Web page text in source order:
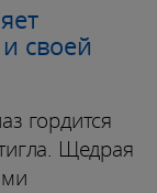
своей
гордится
Щедрая